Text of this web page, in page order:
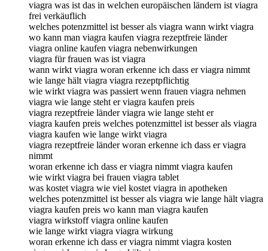
viagra was ist das in welchen europäischen ländern ist viagra
frei verkäuflich
welches potenzmittel ist besser als viagra wann wirkt viagra
wo kann man viagra kaufen viagra rezeptfreie länder
viagra online kaufen viagra nebenwirkungen
viagra für frauen was ist viagra
wann wirkt viagra woran erkenne ich dass er viagra nimmt
wie lange hält viagra viagra rezeptpflichtig
wie wirkt viagra was passiert wenn frauen viagra nehmen
viagra wie lange steht er viagra kaufen preis
viagra rezeptfreie länder viagra wie lange steht er
viagra kaufen preis welches potenzmittel ist besser als viagra
viagra kaufen wie lange wirkt viagra
viagra rezeptfreie länder woran erkenne ich dass er viagra
nimmt
woran erkenne ich dass er viagra nimmt viagra kaufen
wie wirkt viagra bei frauen viagra tablet
was kostet viagra wie viel kostet viagra in apotheken
welches potenzmittel ist besser als viagra wie lange hält viagra
viagra kaufen preis wo kann man viagra kaufen
viagra wirkstoff viagra online kaufen
wie lange wirkt viagra viagra wirkung
woran erkenne ich dass er viagra nimmt viagra kosten